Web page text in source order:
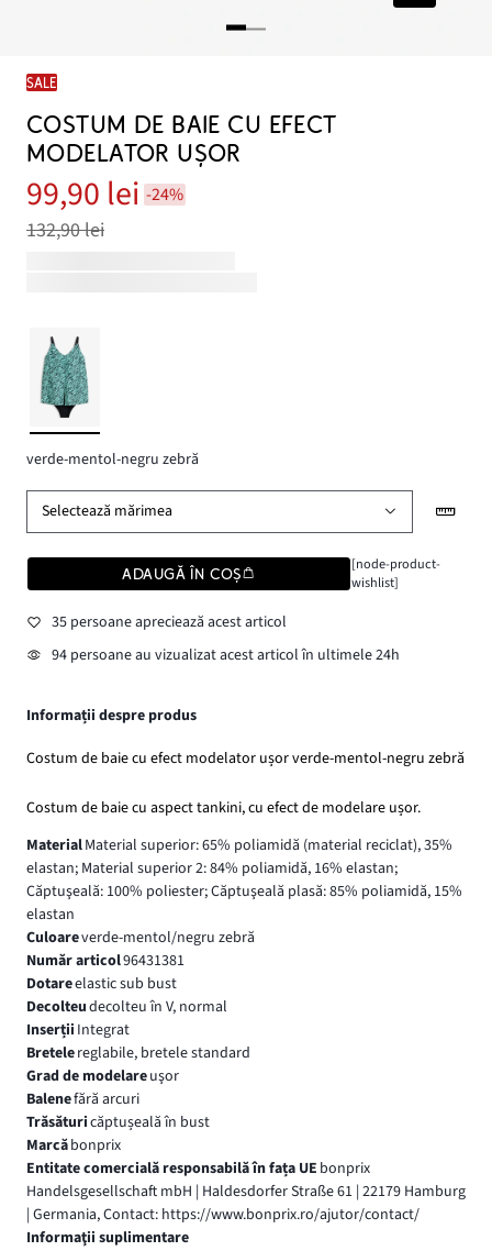
SALE
COSTUM DE BAIE CU EFECT
MODELATOR UȘOR
99,90 lei -24%
132,90 lei
verde-mentol-negru zebră
Selectează mărimea
ADAUGĂ ÎN COȘ
[node-product-
wishlist]
35 persoane apreciează acest articol
94 persoane au vizualizat acest articol în ultimele 24h
Informații despre produs
Costum de baie cu efect modelator ușor verde-mentol-negru zebră
Costum de baie cu aspect tankini, cu efect de modelare ușor.
MaterialMaterial superior: 65% poliamidă (material reciclat), 35%
elastan; Material superior 2: 84% poliamidă, 16% elastan;
Căptuşeală: 100% poliester; Căptuşeală plasă: 85% poliamidă, 15%
elastan
Culoareverde-mentol/negru zebră
Număr articol96431381
Dotareelastic sub bust
Decolteudecolteu în V, normal
Inserții Integrat
Bretelereglabile, bretele standard
Grad de modelareuşor
Balenefără arcuri
Trăsăturicăptușeală în bust
Marcăbonprix
Entitate comercială responsabilă în fața UE bonprix
Handelsgesellschaft mbH | Haldesdorfer Straße 61 | 22179 Hamburg
| Germania, Contact: https://www.bonprix.ro/ajutor/contact/
Informaţii suplimentare